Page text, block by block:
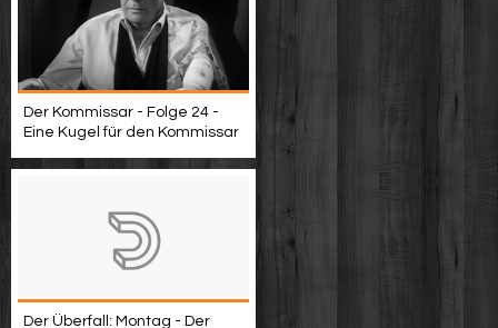
Der Kommissar - Folge 24 -
Eine Kugel für den Kommissar
Der Überfall: Montag - Der